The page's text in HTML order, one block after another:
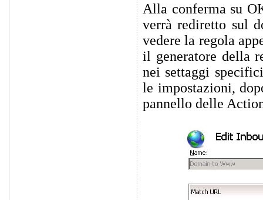
Alla conferma su
verrà rediretto sul
vedere la regola
il generatore della
nei settaggi
le impostazioni,
pannello delle